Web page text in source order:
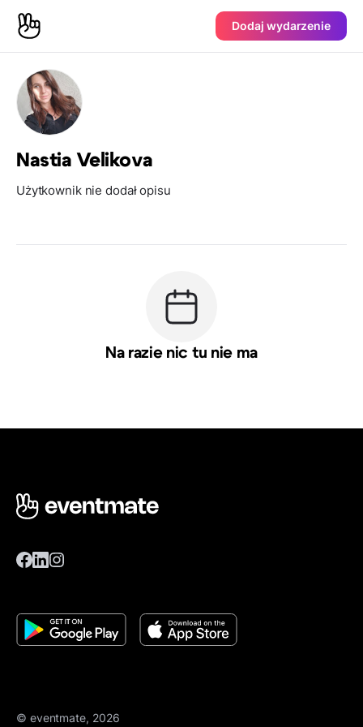
Dodaj wydarzenie
Nastia Velikova
Użytkownik nie dodał opisu
Na razie nic tu nie ma
© eventmate, 2026